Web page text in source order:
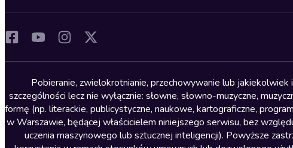
Pobieranie, zwielokrotnianie, przechowywanie lub
szczególności lecz nie wyłącznie: słowne, słowno-muzyczne,
formę (np. literackie, publicystyczne, naukowe, kartograficzne,
w Warszawie, będącej właścicielem niniejszego serwisu, bez
uczenia maszynowego lub sztucznej inteligencji). Powyższe